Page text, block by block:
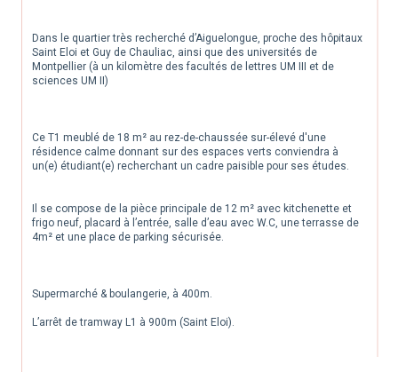
Dans le quartier très recherché d’Aiguelongue, proche des hôpitaux
Saint Eloi et Guy de Chauliac, ainsi que des universités de
Montpellier (à un kilomètre des facultés de lettres UM III et de
sciences UM II)
Ce T1 meublé de 18 m² au rez-de-chaussée sur-élevé d'une
résidence calme donnant sur des espaces verts conviendra à
un(e) étudiant(e) recherchant un cadre paisible pour ses études.
Il se compose de la pièce principale de 12 m² avec kitchenette et
frigo neuf, placard à l’entrée, salle d’eau avec W.C, une terrasse de
4m² et une place de parking sécurisée.
Supermarché & boulangerie, à 400m.
L’arrêt de tramway L1 à 900m (Saint Eloi).